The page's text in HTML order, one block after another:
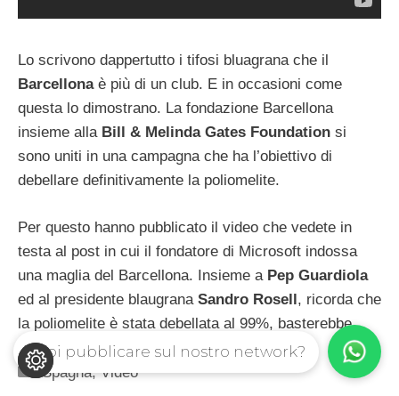
Lo scrivono dappertutto i tifosi bluagrana che il
Barcellonaè più di un club. E in occasioni come
questa lo dimostrano. La fondazione Barcellona
insieme alla Bill & Melinda Gates Foundation si
sono uniti in una campagna che ha l’obiettivo di
debellare definitivamente la poliomelite.
Per questo hanno pubblicato il video che vedete in
testa al post in cui il fondatore di Microsoft indossa
una maglia del Barcellona. Insieme a Pep Guardiola
ed al presidente blaugrana Sandro Rosell, ricorda che
la poliomelite è stata debellata al 99%, basterebbe
poco per cancellarla definitivamente.
Categorie
Spagna,Video
Vuoi pubblicare sul nostro network?